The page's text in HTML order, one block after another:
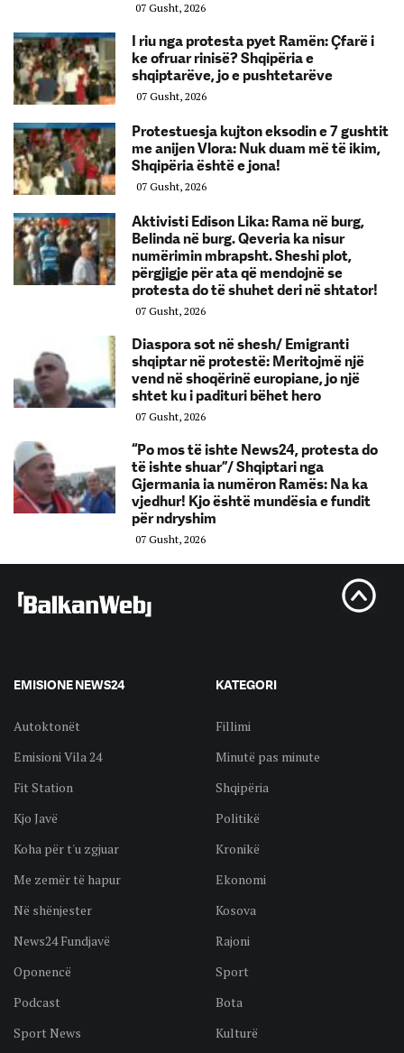
07 Gusht, 2026
I riu nga protesta pyet Ramën: Çfarë i
ke ofruar rinisë? Shqipëria e
shqiptarëve, jo e pushtetarëve
07 Gusht, 2026
Protestuesja kujton eksodin e 7 gushtit
me anijen Vlora: Nuk duam më të ikim,
Shqipëria është e jona!
07 Gusht, 2026
Aktivisti Edison Lika: Rama në burg,
Belinda në burg. Qeveria ka nisur
numërimin mbrapsht. Sheshi plot,
përgjigje për ata që mendojnë se
protesta do të shuhet deri në shtator!
07 Gusht, 2026
Diaspora sot në shesh/ Emigranti
shqiptar në protestë: Meritojmë një
vend në shoqërinë europiane, jo një
shtet ku i padituri bëhet hero
07 Gusht, 2026
“Po mos të ishte News24, protesta do
të ishte shuar”/ Shqiptari nga
Gjermania ia numëron Ramës: Na ka
vjedhur! Kjo është mundësia e fundit
për ndryshim
07 Gusht, 2026
EMISIONE NEWS24
Autoktonët
Emisioni Vila 24
Fit Station
Kjo Javë
Koha për t'u zgjuar
Me zemër të hapur
Në shënjester
News24 Fundjavë
Oponencë
Podcast
Sport News
KATEGORI
Fillimi
Minutë pas minute
Shqipëria
Politikë
Kronikë
Ekonomi
Kosova
Rajoni
Sport
Bota
Kulturë